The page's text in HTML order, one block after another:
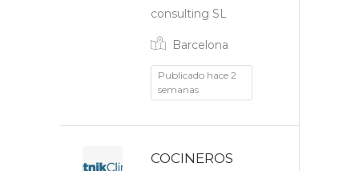
consulting SL
Barcelona
Publicado hace 2
semanas
COCINEROS